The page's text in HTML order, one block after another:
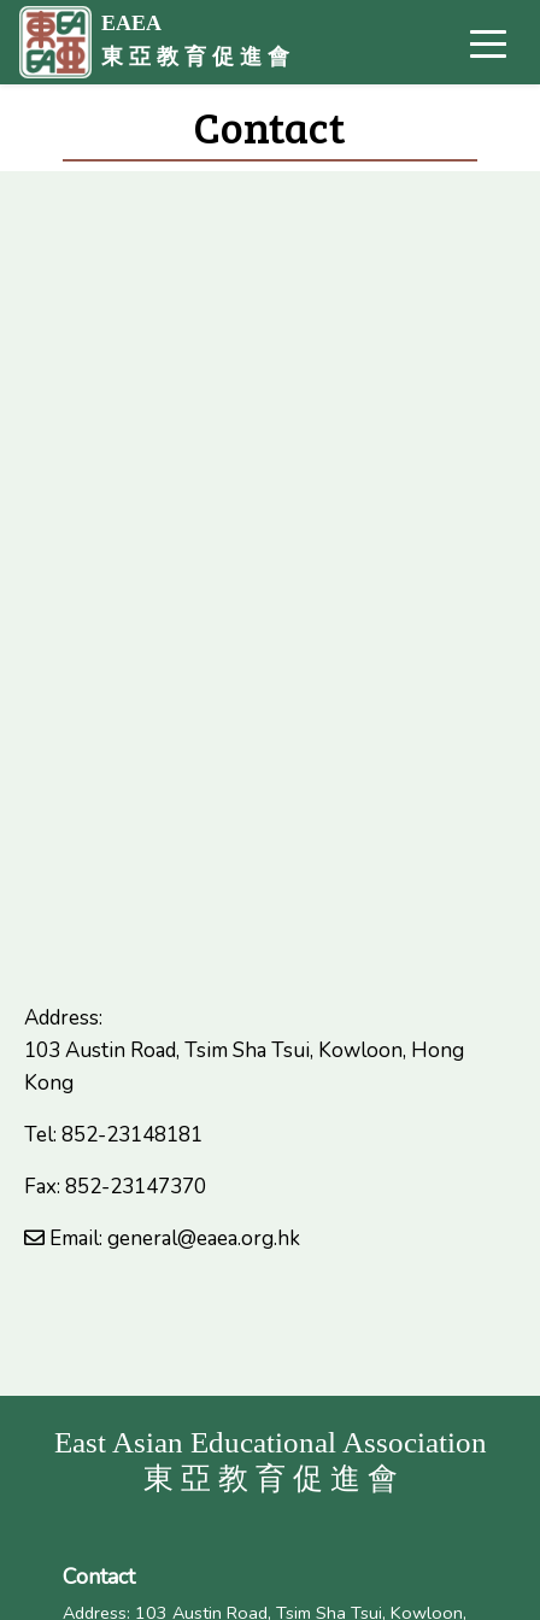
EAEA
東 亞 教 育 促 進 會
Contact
Address:
103 Austin Road, Tsim Sha Tsui, Kowloon, Hong
Kong
Tel: 852-23148181
Fax: 852-23147370
Email: general@eaea.org.hk
East Asian Educational Association
東 亞 教 育 促 進 會
Contact
Address: 103 Austin Road, Tsim Sha Tsui, Kowloon,